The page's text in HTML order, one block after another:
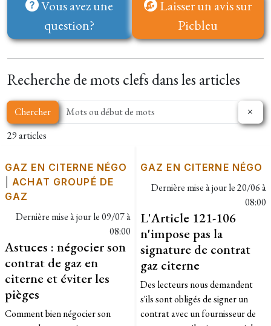
Vous avez une
question?
Laisser un avis sur
Picbleu
Recherche de mots clefs dans les articles
Chercher
29 articles
GAZ EN CITERNE NÉGO
ACHAT GROUPÉ DE
GAZ
Dernière mise à jour le09/07 à
08:00
Astuces : négocier son
contrat de gaz en
citerne et éviter les
pièges
Comment bien négocier son
GAZ EN CITERNE NÉGO
Dernière mise à jour le20/06 à
08:00
L'Article 121-106
n'impose pas la
signature de contrat
gaz citerne
Des lecteurs nous demandent
s'ils sont obligés de signer un
contrat avec un fournisseur de